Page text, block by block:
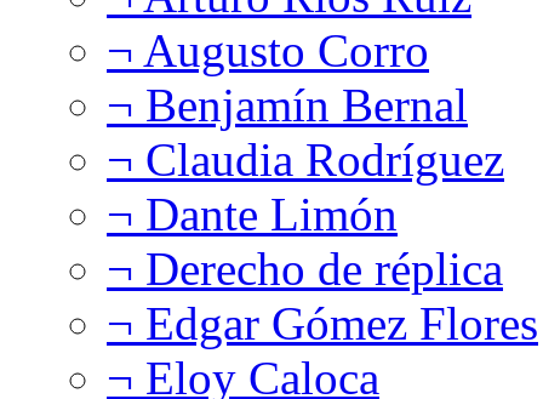
¬ Augusto Corro
¬ Benjamín Bernal
¬ Claudia Rodríguez
¬ Dante Limón
¬ Derecho de réplica
¬ Edgar Gómez Flores
¬ Eloy Caloca